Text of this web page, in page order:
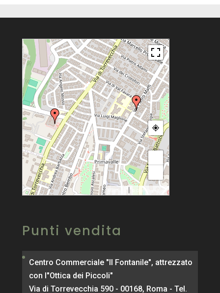
© OpenStreetMap
Punti vendita
Centro Commerciale "Il Fontanile", attrezzato
con l"Ottica dei Piccoli"
Via di Torrevecchia 590 - 00168, Roma - Tel.